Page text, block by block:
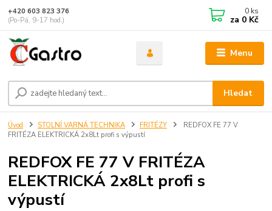
Menu
Hledat
+420 603 823 376
(Po-Pá, 9-17 hod.)
0 ks
za 0 Kč
Úvod STOLNÍ VARNÁ TECHNIKA FRITÉZY
REDFOX FE 77 V
FRITÉZA ELEKTRICKÁ 2x8Lt profi s výpustí
REDFOX FE 77 V FRITÉZA
ELEKTRICKÁ 2x8Lt profi s
výpustí